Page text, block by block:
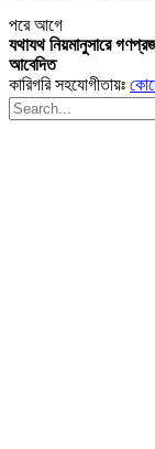
পরেআগে
যথাযথ নিয়মানুসারে
আবেদিত
কারিগরি সহযোগীতায়ঃ